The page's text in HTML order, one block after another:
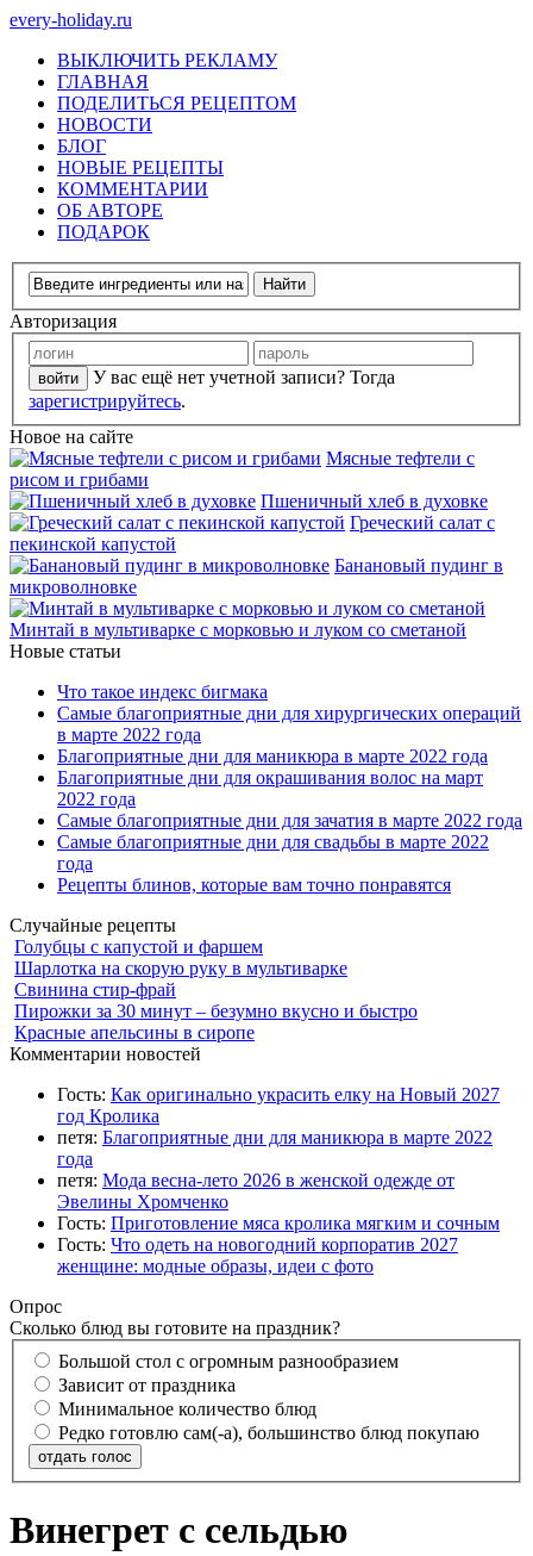
every-holiday.ru
ВЫКЛЮЧИТЬ РЕКЛАМУ
ГЛАВНАЯ
ПОДЕЛИТЬСЯ РЕЦЕПТОМ
НОВОСТИ
БЛОГ
НОВЫЕ РЕЦЕПТЫ
КОММЕНТАРИИ
ОБ АВТОРЕ
ПОДАРОК
Авторизация
У вас ещё нет учетной записи? Тогда
зарегистрируйтесь.
Новое на сайте
Мясные тефтели с
рисом и грибами
Пшеничный хлеб в духовке
Греческий салат с
пекинской капустой
Банановый пудинг в
микроволновке
Минтай в мультиварке с морковью и луком со сметаной
Новые статьи
Что такое индекс бигмака
Самые благоприятные дни для хирургических операций
в марте 2022 года
Благоприятные дни для маникюра в марте 2022 года
Благоприятные дни для окрашивания волос на март
2022 года
Самые благоприятные дни для зачатия в марте 2022 года
Самые благоприятные дни для свадьбы в марте 2022
года
Рецепты блинов, которые вам точно понравятся
Случайные рецепты
Голубцы с капустой и фаршем
Шарлотка на скорую руку в мультиварке
Свинина стир-фрай
Пирожки за 30 минут – безумно вкусно и быстро
Красные апельсины в сиропе
Комментарии новостей
Гость: Как оригинально украсить елку на Новый 2027
год Кролика
петя: Благоприятные дни для маникюра в марте 2022
года
петя: Мода весна-лето 2026 в женской одежде от
Эвелины Хромченко
Гость: Приготовление мяса кролика мягким и сочным
Гость: Что одеть на новогодний корпоратив 2027
женщине: модные образы, идеи с фото
Опрос
Сколько блюд вы готовите на праздник?
Большой стол с огромным разнообразием
Зависит от праздника
Минимальное количество блюд
Редко готовлю сам(-а), большинство блюд покупаю
отдать голос
Винегрет с сельдью